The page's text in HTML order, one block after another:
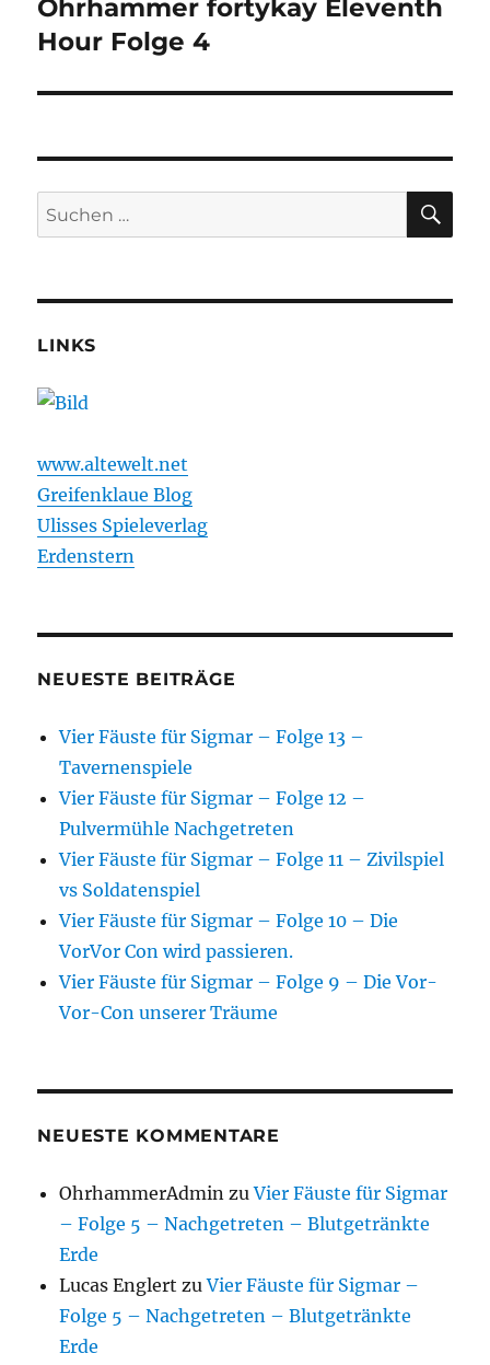
Nächster
Beitrag:
Ohrhammer fortykay Eleventh
Hour Folge 4
Suchen
nach:
LINKS
www.altewelt.net
Greifenklaue Blog
Ulisses Spieleverlag
Erdenstern
NEUESTE BEITRÄGE
Vier Fäuste für Sigmar – Folge 13 –
Tavernenspiele
Vier Fäuste für Sigmar – Folge 12 –
Pulvermühle Nachgetreten
Vier Fäuste für Sigmar – Folge 11 – Zivilspiel
vs Soldatenspiel
Vier Fäuste für Sigmar – Folge 10 – Die
VorVor Con wird passieren.
Vier Fäuste für Sigmar – Folge 9 – Die Vor-
Vor-Con unserer Träume
NEUESTE KOMMENTARE
OhrhammerAdmin zuVier Fäuste für Sigmar
– Folge 5 – Nachgetreten – Blutgetränkte
Erde
Lucas Englert zuVier Fäuste für Sigmar –
Folge 5 – Nachgetreten – Blutgetränkte
Erde